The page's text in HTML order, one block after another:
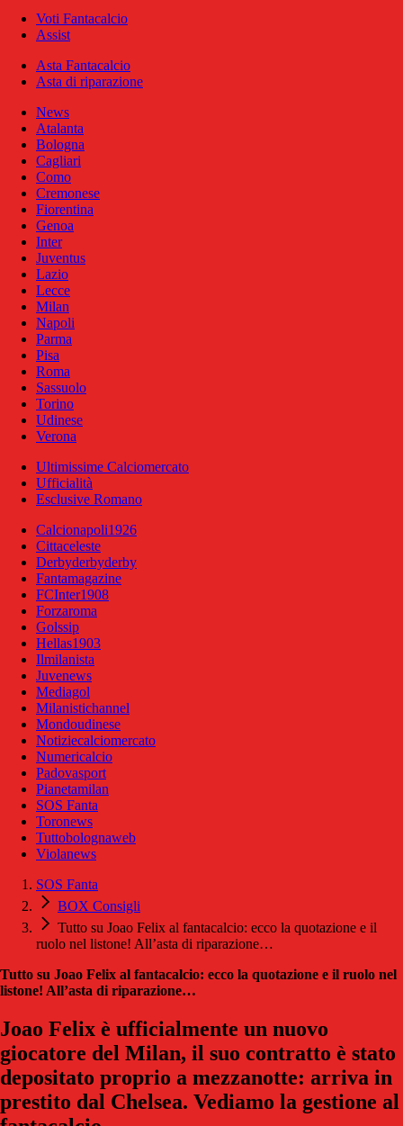
Voti Fantacalcio
Assist
Asta Fantacalcio
Asta di riparazione
News
Atalanta
Bologna
Cagliari
Como
Cremonese
Fiorentina
Genoa
Inter
Juventus
Lazio
Lecce
Milan
Napoli
Parma
Pisa
Roma
Sassuolo
Torino
Udinese
Verona
Ultimissime Calciomercato
Ufficialità
Esclusive Romano
Calcionapoli1926
Cittaceleste
Derbyderbyderby
Fantamagazine
FCInter1908
Forzaroma
Golssip
Hellas1903
Ilmilanista
Juvenews
Mediagol
Milanistichannel
Mondoudinese
Notiziecalciomercato
Numericalcio
Padovasport
Pianetamilan
SOS Fanta
Toronews
Tuttobolognaweb
Violanews
SOS Fanta
BOX Consigli
Tutto su Joao Felix al fantacalcio: ecco la quotazione e il
ruolo nel listone! All’asta di riparazione…
Tutto su Joao Felix al fantacalcio: ecco la quotazione e il ruolo nel
listone! All’asta di riparazione…
Joao Felix è ufficialmente un nuovo
giocatore del Milan, il suo contratto è stato
depositato proprio a mezzanotte: arriva in
prestito dal Chelsea. Vediamo la gestione al